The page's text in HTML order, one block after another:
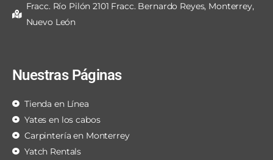
Fracc. Río Pilón 2101 Fracc. Bernardo Reyes, Monterrey,
Nuevo León
Nuestras Páginas
Tienda en Línea
Yates en los cabos
Carpintería en Monterrey
Yatch Rentals